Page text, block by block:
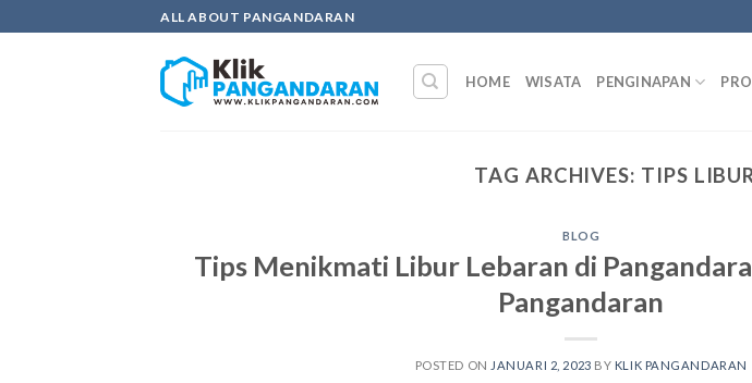
to
ALL ABOUT PANGANDARAN
HOME WISATA PENGINAPAN
TAG ARCHIVES: TIPS
BLOG
Tips Menikmati Libur Lebaran di
Pangandaran
POSTED ON JANUARI 2, 2023 BY KLIK PANGANDARAN